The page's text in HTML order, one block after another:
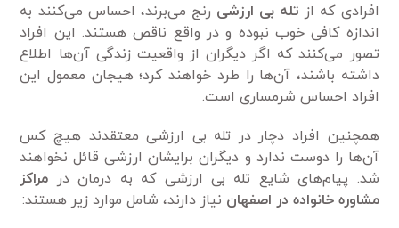
افرادی که از تله بی ارزشی رنج می‌برند، احساس می‌کنند به
اندازه کافی خوب نبوده و در واقع ناقص هستند. این افراد
تصور می‌کنند که اگر دیگران از واقعیت زندگی آن‌ها اطلاع
داشته باشند، آن‌ها را طرد خواهند کرد؛ هیجان معمول این
افراد احساس شرمساری است.
همچنین افراد دچار در تله بی ارزشی معتقدند هیچ کس
آن‌ها را دوست ندارد و دیگران برایشان ارزشی قائل نخواهند
شد. پیام‌های شایع تله بی ارزشی که به درمان در مراکز
مشاوره خانواده در اصفهان نیاز دارند، شامل موارد زیر هستند: